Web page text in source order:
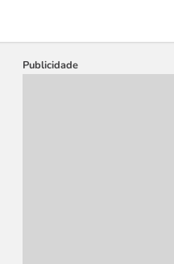
Publicidade